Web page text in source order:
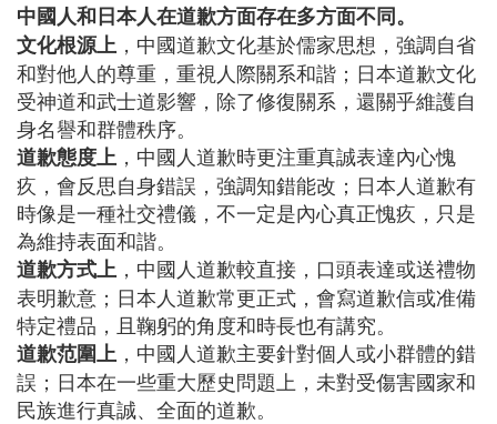
中國人和日本人在道歉方面存在多方面不同。
文化根源上 ，中國道歉文化基於儒家思想，強調自省
和對他人的尊重，重視人際關系和諧；日本道歉文化
受神道和武士道影響，除了修復關系，還關乎維護自
身名譽和群體秩序。
道歉態度上 ，中國人道歉時更注重真誠表達內心愧
疚，會反思自身錯誤，強調知錯能改；日本人道歉有
時像是一種社交禮儀，不一定是內心真正愧疚，只是
為維持表面和諧。
道歉方式上 ，中國人道歉較直接，口頭表達或送禮物
表明歉意；日本人道歉常更正式，會寫道歉信或准備
特定禮品，且鞠躬的角度和時長也有講究。
道歉范圍上 ，中國人道歉主要針對個人或小群體的錯
誤；日本在一些重大歷史問題上，未對受傷害國家和
民族進行真誠、全面的道歉。